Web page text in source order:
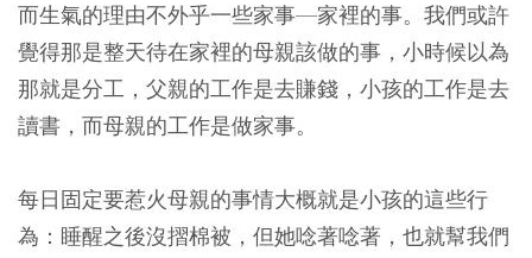
而生氣的理由不外乎一些家事—家裡的事。我們或許
覺得那是整天待在家裡的母親該做的事，小時候以為
那就是分工，父親的工作是去賺錢，小孩的工作是去
讀書，而母親的工作是做家事。
每日固定要惹火母親的事情大概就是小孩的這些行
為：睡醒之後沒摺棉被，但她唸著唸著，也就幫我們